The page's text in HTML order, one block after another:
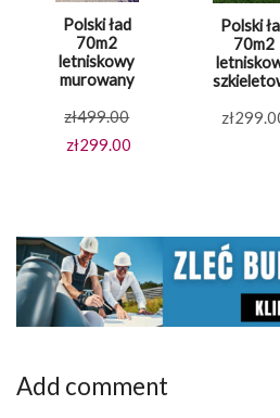
Polski ład
70m2
letniskowy
murowany
zł499.00Pierwotna
cena
zł299.00Aktualna
Polski
70m2
zł
Add comment